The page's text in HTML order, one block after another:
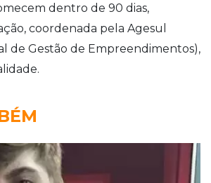
dentro de 90 dias,
coordenada pela Agesul
de Gestão de Empreendimentos),